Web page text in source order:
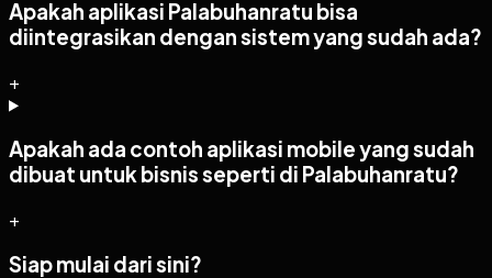
Apakah aplikasi Palabuhanratu bisa
diintegrasikan dengan sistem yang sudah ada?
+
Apakah ada contoh aplikasi mobile yang sudah
dibuat untuk bisnis seperti di Palabuhanratu?
+
Siap mulai dari sini?